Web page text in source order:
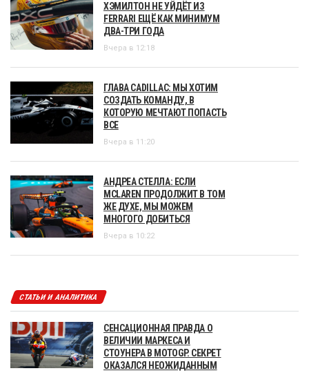
ХЭМИЛТОН НЕ УЙДЁТ ИЗ
FERRARI ЕЩЁ КАК МИНИМУМ
ДВА-ТРИ ГОДА
Вчера в 12:18
ГЛАВА CADILLAC: МЫ ХОТИМ
СОЗДАТЬ КОМАНДУ, В
КОТОРУЮ МЕЧТАЮТ ПОПАСТЬ
ВСЕ
Вчера в 11:20
АНДРЕА СТЕЛЛА: ЕСЛИ
MCLAREN ПРОДОЛЖИТ В ТОМ
ЖЕ ДУХЕ, МЫ МОЖЕМ
МНОГОГО ДОБИТЬСЯ
Вчера в 10:22
СТАТЬИ И АНАЛИТИКА
СЕНСАЦИОННАЯ ПРАВДА О
ВЕЛИЧИИ МАРКЕСА И
СТОУНЕРА В MOTOGP. СЕКРЕТ
ОКАЗАЛСЯ НЕОЖИДАННЫМ